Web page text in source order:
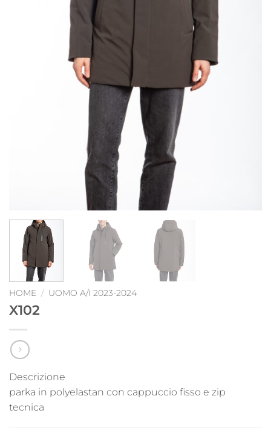
HOME / UOMO A/I 2023-2024
X102
Descrizione
parka in polyelastan con cappuccio fisso e zip
tecnica